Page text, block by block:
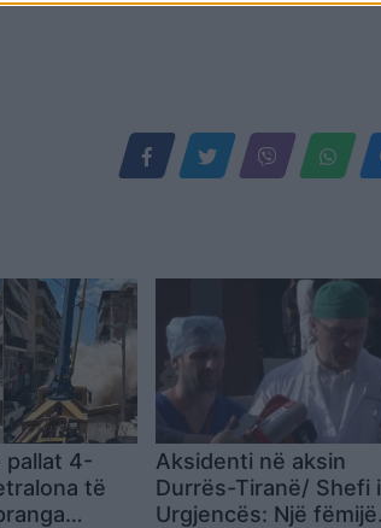
pallat 4-
të
Aksidenti në aksin
Durrës-Tiranë/ Shefi i
Urgjencës: Një fëmijë